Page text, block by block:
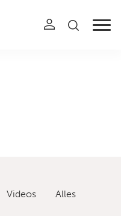
Videos Alles